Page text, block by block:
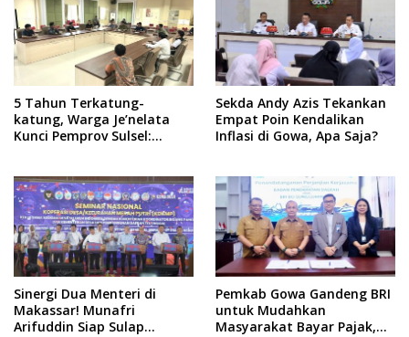
Ingatkan Soal Adat dan
Adab
5 Tahun Terkatung-
katung, Warga Je’nelata
Kunci Pemprov Sulsel:
Sekda Andy Azis Tekankan
Empat Poin Kendalikan
Inflasi di Gowa, Apa Saja?
Sinergi Dua Menteri di
Makassar! Munafri
Arifuddin Siap Sulap
Pemkab Gowa Gandeng BRI
untuk Mudahkan
Masyarakat Bayar Pajak,